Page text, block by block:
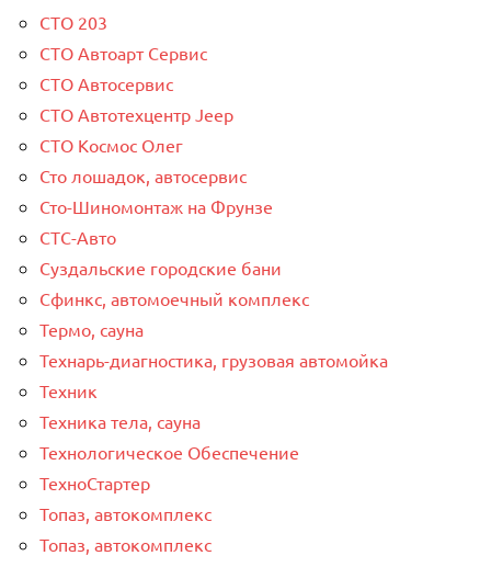
СТО 203
СТО Автоарт Сервис
СТО Автосервис
СТО Автотехцентр Jeep
СТО Космос Олег
Сто лошадок, автосервис
Сто-Шиномонтаж на Фрунзе
СТС-Авто
Суздальские городские бани
Сфинкс, автомоечный комплекс
Термо, сауна
Технарь-диагностика, грузовая автомойка
Техник
Техника тела, сауна
Технологическое Обеспечение
ТехноСтартер
Топаз, автокомплекс
Топаз, автокомплекс